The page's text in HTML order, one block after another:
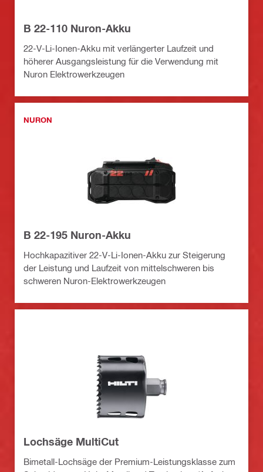
B 22-110 Nuron-Akku
22-V-Li-Ionen-Akku mit verlängerter Laufzeit und
höherer Ausgangsleistung für die Verwendung mit
Nuron Elektrowerkzeugen
NURON
B 22-195 Nuron-Akku
Hochkapazitiver 22-V-Li-Ionen-Akku zur Steigerung
der Leistung und Laufzeit von mittelschweren bis
schweren Nuron-Elektrowerkzeugen
Lochsäge MultiCut
Bimetall-Lochsäge der Premium-Leistungsklasse zum